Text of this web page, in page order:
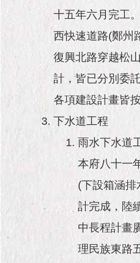
十五年六月完工
西快速道路(鄭州
復興北路穿越松
計，皆已分別委
各項建設計畫皆
下水道工程
雨水下水道
本府八十一
(下設箱涵排
計完成，陸
中長程計畫
理民族東路